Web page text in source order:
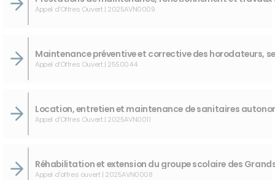
Appel d'Offres Ouvert | 2025AVN0009
Appel d'Offres Ouvert | 25S0044
Appel d'Offres Ouvert | 2025AVN0011
Appel d'offres ouvert | 2025AVN0008